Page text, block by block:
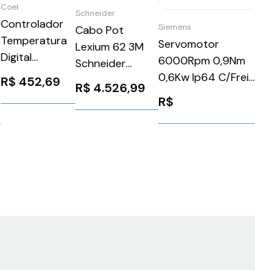
Coel
Controlador
Temperatura
Digital
Programável
1NA+1NF TTL
Modbus 100-
R$ 452,69
Schneider
Cabo Pot
Lexium 62 3M
Schneider
VW3M5D4AR30
R$ 4.526,99
Siemens
Servomotor
6000Rpm 0,9Nm
0,6Kw Ip64 C/Freio
1FK70334CK711CH0
Siemens 1301051
R$